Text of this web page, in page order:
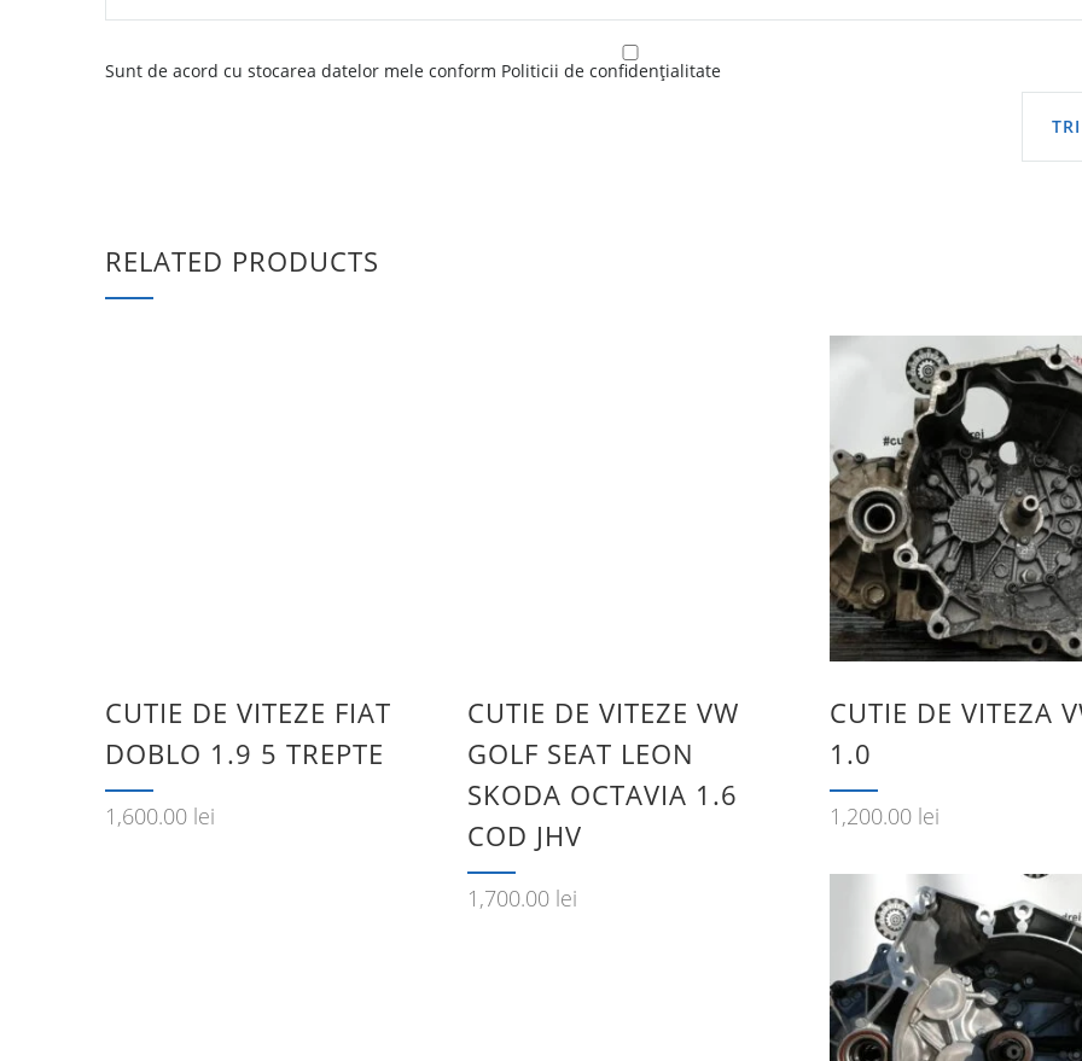
Sunt de acord cu stocarea datelor mele conform Politicii de confidențialitate
RELATED PRODUCTS
CUTIE DE VITEZE FIAT
DOBLO 1.9 5 TREPTE
1,600.00 lei
CUTIE DE VITEZE VW
GOLF SEAT LEON
SKODA OCTAVIA 1.6
COD JHV
1,700.00 lei
CUTIE DE VITEZA
1.0
1,200.00 lei